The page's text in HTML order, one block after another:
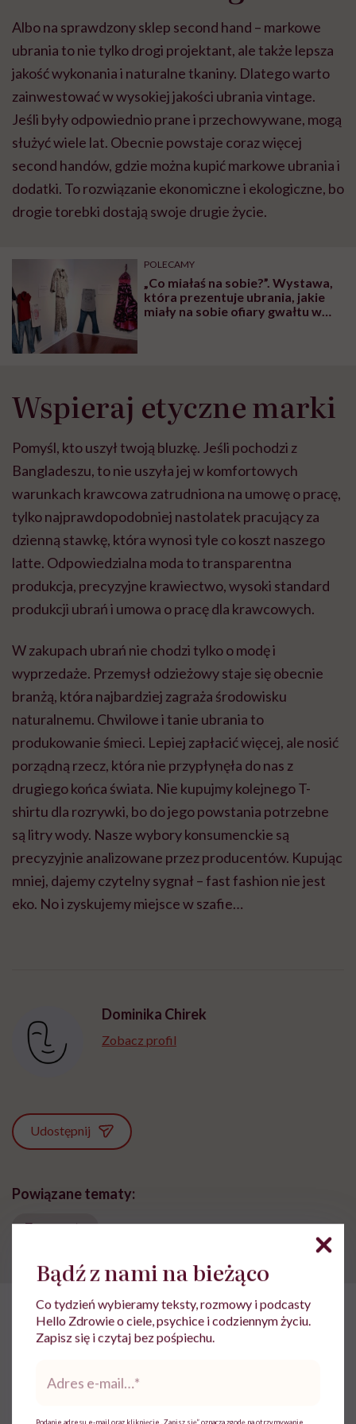
Albo na sprawdzony sklep second hand – markowe
ubrania to nie tylko drogi projektant, ale także lepsza
jakość wykonania i naturalne tkaniny. Dlatego warto
zainwestować w wysokiej jakości ubrania vintage.
Jeśli były odpowiednio prane i przechowywane, mogą
służyć wiele lat. Obecnie powstaje coraz więcej
second handów, gdzie można kupić markowe ubrania i
dodatki. To rozwiązanie ekonomiczne i ekologiczne, bo
drogie torebki dostają swoje drugie życie.
POLECAMY
„Co miałaś na sobie?”. Wystawa,
która prezentuje ubrania, jakie
miały na sobie ofiary gwałtu w
Wspieraj etyczne marki
Pomyśl, kto uszył twoją bluzkę. Jeśli pochodzi z
Bangladeszu, to nie uszyła jej w komfortowych
warunkach krawcowa zatrudniona na umowę o pracę,
tylko najprawdopodobniej nastolatek pracujący za
dzienną stawkę, która wynosi tyle co koszt naszego
latte. Odpowiedzialna moda to transparentna
produkcja, precyzyjne krawiectwo, wysoki standard
produkcji ubrań i umowa o pracę dla krawcowych.
W zakupach ubrań nie chodzi tylko o modę i
wyprzedaże. Przemysł odzieżowy staje się obecnie
branżą, która najbardziej zagraża środowisku
naturalnemu. Chwilowe i tanie ubrania to
produkowanie śmieci. Lepiej zapłacić więcej, ale nosić
porządną rzecz, która nie przypłynęła do nas z
drugiego końca świata. Nie kupujmy kolejnego T-
shirtu dla rozrywki, bo do jego powstania potrzebne
są litry wody. Nasze wybory konsumenckie są
precyzyjnie analizowane przez producentów. Kupując
mniej, dajemy czytelny sygnał – fast fashion nie jest
eko. No i zyskujemy miejsce w szafie…
Dominika Chirek
Zobacz profil
Udostępnij
Powiązane tematy:
Zero waste
HelloZdrowie: Życie › Społeczeństwo › Paulina Hojka o
po zmarłych: „Myślę, że żaden
nieboszczyk się nie obrazi”
Bądź z nami na bieżąco
Co tydzień wybieramy teksty, rozmowy i podcasty
Hello Zdrowie o ciele, psychice i codziennym życiu.
Zapisz się i czytaj bez pośpiechu.
mail*
Podanie adresu e-mail oraz kliknięcie „Zapisz się” oznacza zgodę na otrzymywanie